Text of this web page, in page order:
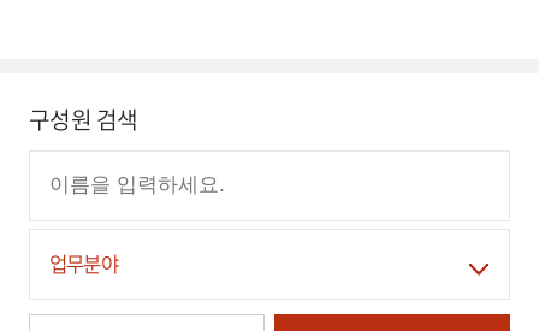
구성원 검색
업무분야